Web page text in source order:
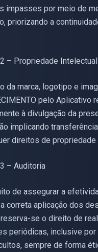
impasses por meio de
priorizando a
– Propriedade Intelectual
da marca, logotipo e
pelo Aplicativo
à divulgação da
implicando
direitos de propriedade
– Auditoria
de assegurar a
correta aplicação dos
se o direito de
periódicas, inclusive por
sempre de forma